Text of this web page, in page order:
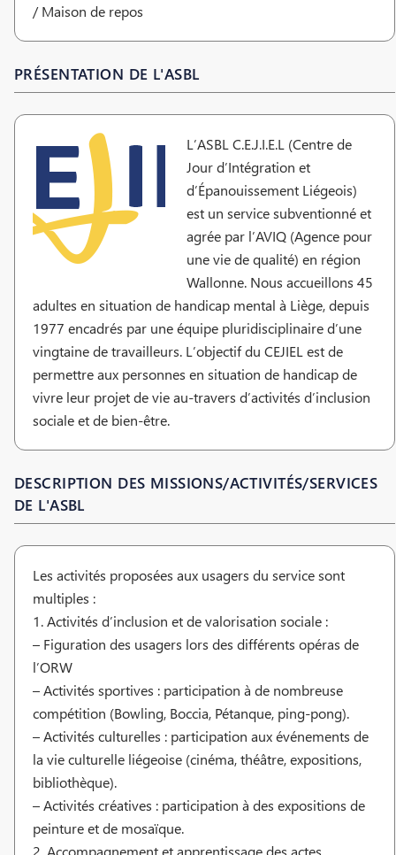
/ Maison de repos
PRÉSENTATION DE L'ASBL
L’ASBL C.E.J.I.E.L (Centre de
Jour d’Intégration et
d’Épanouissement Liégeois)
est un service subventionné et
agrée par l’AVIQ (Agence pour
une vie de qualité) en région
Wallonne. Nous accueillons 45
adultes en situation de handicap mental à Liège, depuis
1977 encadrés par une équipe pluridisciplinaire d’une
vingtaine de travailleurs. L’objectif du CEJIEL est de
permettre aux personnes en situation de handicap de
vivre leur projet de vie au-travers d’activités d’inclusion
sociale et de bien-être.
DESCRIPTION DES MISSIONS/ACTIVITÉS/SERVICES
DE L'ASBL
Les activités proposées aux usagers du service sont
multiples :
1. Activités d’inclusion et de valorisation sociale :
– Figuration des usagers lors des différents opéras de
l’ORW
– Activités sportives : participation à de nombreuse
compétition (Bowling, Boccia, Pétanque, ping-pong).
– Activités culturelles : participation aux événements de
la vie culturelle liégeoise (cinéma, théâtre, expositions,
bibliothèque).
– Activités créatives : participation à des expositions de
peinture et de mosaïque.
2. Accompagnement et apprentissage des actes